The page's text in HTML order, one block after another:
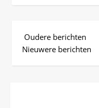
Oudere berichten
Nieuwere berichten